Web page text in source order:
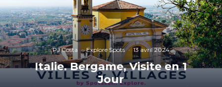
PJ Costa · Explore Spots · 13 avril 2024
Italie. Bergame, Visite en 1
Jour